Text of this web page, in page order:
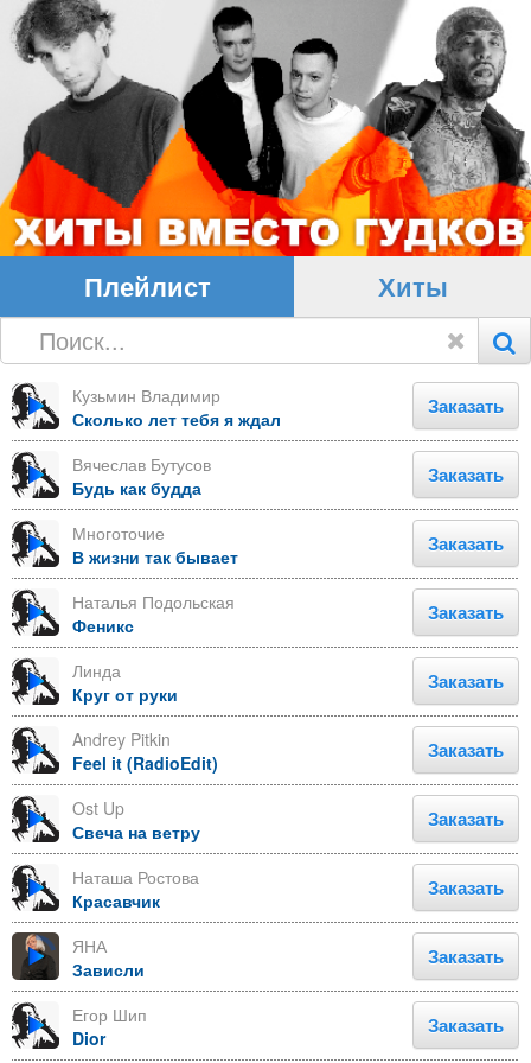
Плейлист Хиты
Кузьмин Владимир
Сколько лет тебя я ждал
Заказать
Вячеслав Бутусов
Будь как будда
Заказать
Многоточие
В жизни так бывает
Заказать
Наталья Подольская
Феникс
Заказать
Линда
Круг от руки
Заказать
Andrey Pitkin
Feel it (RadioEdit)
Заказать
Ost Up
Свеча на ветру
Заказать
Наташа Ростова
Красавчик
Заказать
ЯНА
Зависли
Заказать
Егор Шип
Dior
Заказать